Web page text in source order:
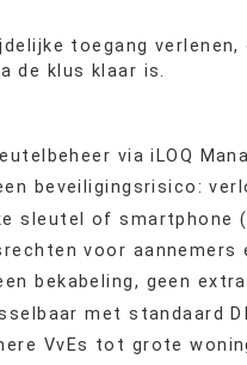
toegang
de klus klaar is.
via iLOQ
beveiligingsrisico:
sleutel of smartphone
voor
bekabeling, geen
met standaard
VvEs tot grote